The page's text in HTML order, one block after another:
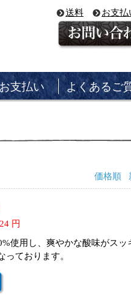
送料 お支払
支払い よくあるご
価格順
円
使用し、爽やかな酸味がスッ
っております。